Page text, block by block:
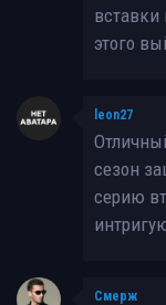
вставки
этого
leon27
сезон
серию
Смерж